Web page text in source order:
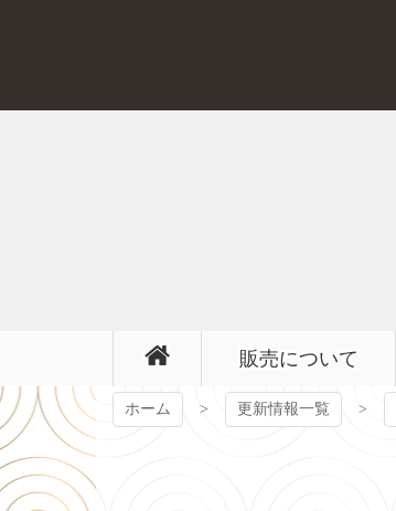
販売について
ホーム 更新情報一覧